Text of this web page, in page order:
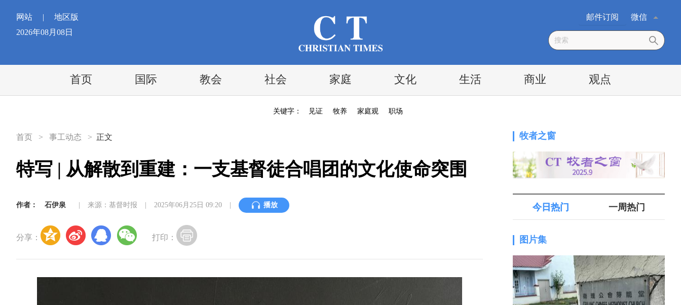
网站 |
地区版
2026年08月08日
微信
邮件订阅
首页 国际 教会 社会 家庭 文化 生活 商业 观点
关键字： 见证 牧养 家庭观 职场
首页 > 事工动态 > 正文
特写 | 从解散到重建：一支基督徒合唱团的文化使命突围
作者： 石伊泉 来源：基督时报 2025年06月25日 09:20 播放
分享： 打印：
牧者之窗
今日热门 一周热门
图片集